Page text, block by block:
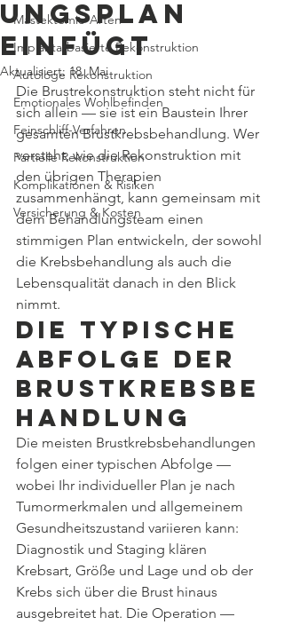
Mastektomie-Arten
Implantatbasierte Rekonstruktion
Autologe Rekonstruktion
Emotionales Wohlbefinden
Feinschliff-Verfahren
Partielle Rekonstruktion
Komplikationen & Risiken
Versicherung & Kosten
ungsplan
einfügt
Aktualisiert: 18. Mai
Die Brustrekonstruktion steht nicht für
sich allein — sie ist ein Baustein Ihrer
gesamten Brustkrebsbehandlung. Wer
versteht, wie die Rekonstruktion mit
den übrigen Therapien
zusammenhängt, kann gemeinsam mit
dem Behandlungsteam einen
stimmigen Plan entwickeln, der sowohl
die Krebsbehandlung als auch die
Lebensqualität danach in den Blick
nimmt.
Die typische
Abfolge der
Brustkrebsbe
handlung
Die meisten Brustkrebsbehandlungen
folgen einer typischen Abfolge —
wobei Ihr individueller Plan je nach
Tumormerkmalen und allgemeinem
Gesundheitszustand variieren kann:
Diagnostik und Staging klären
Krebsart, Größe und Lage und ob der
Krebs sich über die Brust hinaus
ausgebreitet hat. Die Operation —